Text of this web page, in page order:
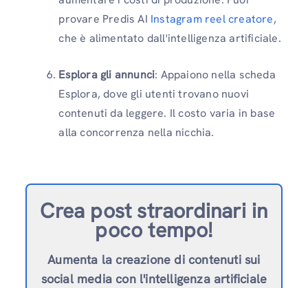
provare Predis AI Instagram reel creatore,
che è alimentato dall'intelligenza artificiale.
Esplora gli annunci: Appaiono nella scheda
Esplora, dove gli utenti trovano nuovi
contenuti da leggere. Il costo varia in base
alla concorrenza nella nicchia.
Crea post straordinari in
poco tempo!
Aumenta la creazione di contenuti sui
social media con l'intelligenza artificiale